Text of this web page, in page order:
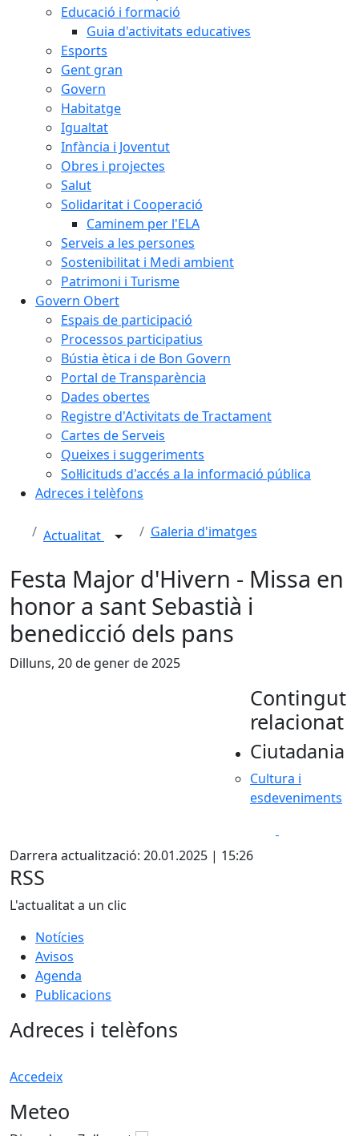
Educació i formació
Guia d'activitats educatives
Esports
Gent gran
Govern
Habitatge
Igualtat
Infància i Joventut
Obres i projectes
Salut
Solidaritat i Cooperació
Caminem per l'ELA
Serveis a les persones
Sostenibilitat i Medi ambient
Patrimoni i Turisme
Govern Obert
Espais de participació
Processos participatius
Bústia ètica i de Bon Govern
Portal de Transparència
Dades obertes
Registre d'Activitats de Tractament
Cartes de Serveis
Queixes i suggeriments
Sol·licituds d'accés a la informació pública
Adreces i telèfons
Actualitat Galeria d'imatges
Festa Major d'Hivern - Missa en
honor a sant Sebastià i
benedicció dels pans
Dilluns, 20 de gener de 2025
Contingut
relacionat
Ciutadania
Cultura i
esdeveniments
Darrera actualització: 20.01.2025 | 15:26
RSS
L'actualitat a un clic
Notícies
Avisos
Agenda
Publicacions
Adreces i telèfons
Accedeix
Meteo